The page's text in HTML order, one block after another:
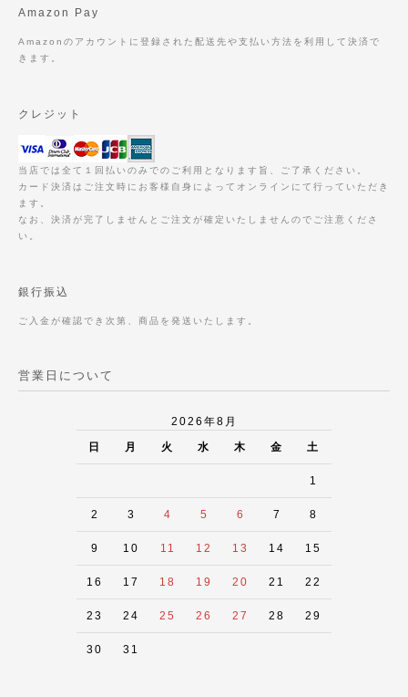
Amazon Pay
Amazonのアカウントに登録された配送先や支払い方法を利用して決済で
きます。
クレジット
当店では全て１回払いのみでのご利用となります旨、ご了承ください。
カード決済はご注文時にお客様自身によってオンラインにて行っていただき
ます。
なお、決済が完了しませんとご注文が確定いたしませんのでご注意くださ
い。
銀行振込
ご入金が確認でき次第、商品を発送いたします。
営業日について
2026年8月
日 月 火 水 木 金 土
1
2 3 4 5 6 7 8
9 10 11 12 13 14 15
16 17 18 19 20 21 22
23 24 25 26 27 28 29
30 31